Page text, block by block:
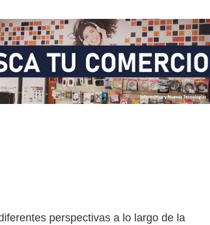
perspectivas a lo largo de la